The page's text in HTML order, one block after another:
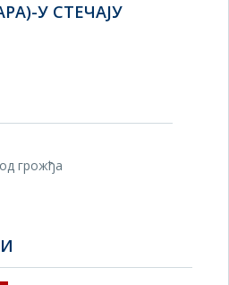
У СТЕЧАЈУ
грожђа